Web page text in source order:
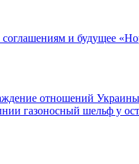
и будущее
отношений Украины
газоносный шельф у